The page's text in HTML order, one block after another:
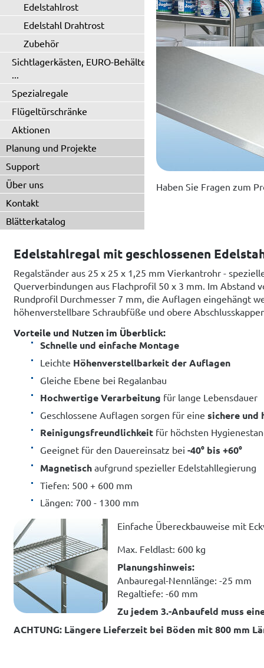
Edelstahlrost
Edelstahl Drahtrost
Zubehör
Sichtlagerkästen, EURO-Behälter
...
Spezialregale
Flügeltürschränke
Aktionen
Planung und Projekte
Support
Über uns
Kontakt
Blätterkatalog
Haben Sie Fragen zum
Edelstahlregal mit geschlossenen
Regalständer aus 25 x 25 x 1,25 mm Vierkantrohr -
Querverbindungen aus Flachprofil 50 x 3 mm. Im Abstand
Rundprofil Durchmesser 7 mm, die Auflagen eingehängt
höhenverstellbare Schraubfüße und obere
Vorteile und Nutzen im Überblick:
Schnelle und einfache Montage
Leichte Höhenverstellbarkeit der Auflagen
Gleiche Ebene bei Regalanbau
Hochwertige Verarbeitung für lange Lebensdauer
Geschlossene Auflagen sorgen für eine sichere und
Reinigungsfreundlichkeitfür höchsten
Geeignet für den Dauereinsatz bei -40° bis +60°
Magnetischaufgrund spezieller Edelstahllegierung
Tiefen: 500 + 600 mm
Längen: 700 - 1300 mm
Einfache Übereckbauweise mit
Max. Feldlast: 600 kg
Planungshinweis:
Anbauregal-Nennlänge: -25 mm
Regaltiefe: -60 mm
Zu jedem 3.-Anbaufeld muss
ACHTUNG: Längere Lieferzeit bei Böden mit 800 mm